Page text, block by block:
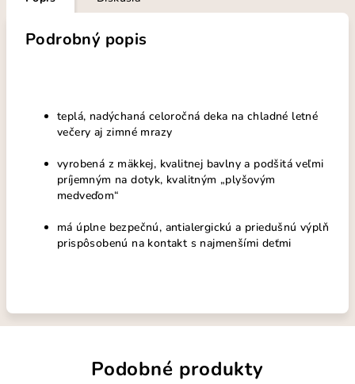
Podrobný popis
teplá, nadýchaná celoročná deka na chladné letné
večery aj zimné mrazy
vyrobená z mäkkej, kvalitnej bavlny a podšitá veľmi
príjemným na dotyk, kvalitným „plyšovým
medveďom“
má úplne bezpečnú, antialergickú a priedušnú výplň
prispôsobenú na kontakt s najmenšími deťmi
Podobné produkty